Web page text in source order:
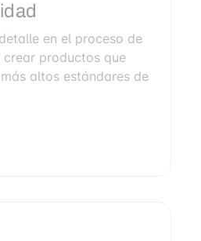
en el proceso de
productos que
altos estándares de